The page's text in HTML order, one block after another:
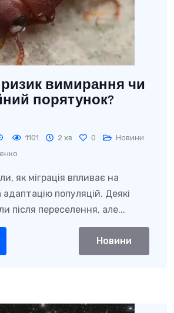
ризик вимирання чи
порятунок?
1101 2 хв 0
Новини
як міграція впливає на
популяцій. Деякі
після переселення, але...
Новини